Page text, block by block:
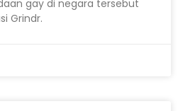
gay di negara tersebut
Grindr.